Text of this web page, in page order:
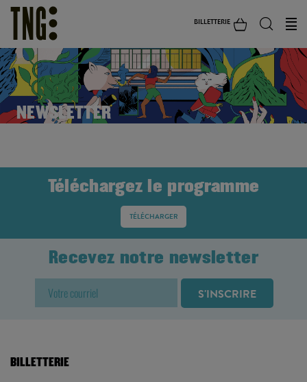
BILLETTERIE
NEWSLETTER
Téléchargez le programme
TÉLÉCHARGER
Recevez notre newsletter
BILLETTERIE